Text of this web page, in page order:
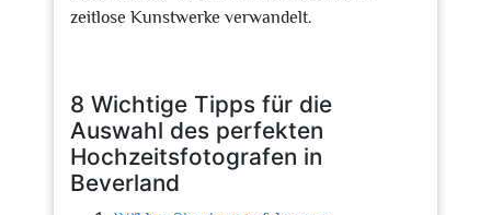
zeitlose Kunstwerke verwandelt.
8 Wichtige Tipps für die
Auswahl des perfekten
Hochzeitsfotografen in
Beverland